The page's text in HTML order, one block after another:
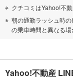
クチコミはYahoo!不
朝の通勤ラッシュ時
の乗車時間と異なる場
Yahoo!不動産